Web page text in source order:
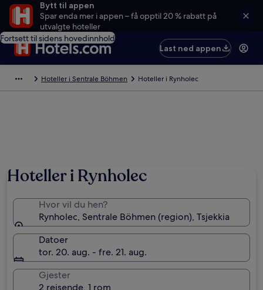
Bytt til appen
Spar enda mer i appen – få opptil 20 % rabatt på
utvalgte hoteller
Fortsett til sidens hovedinnhold
Last ned appen
Hoteller i Sentrale Böhmen Hoteller i Rynholec
Hoteller i Rynholec
Hvor vil du hen?
Rynholec, Sentrale Böhmen (region), Tsjekkia
Datoer
tor. 20. aug. - fre. 21. aug.
Gjester
2 reisende, 1 rom